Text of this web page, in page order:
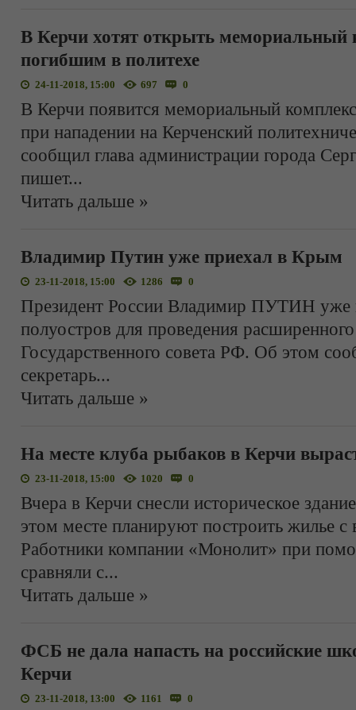
В Керчи хотят открыть мемориальный
погибшим в политехе
24-11-2018, 15:00 697 0
В Керчи появится мемориальный
при нападении на Керченский
сообщил глава администрации города
пишет...
Читать дальше »
Владимир Путин уже приехал в Крым
23-11-2018, 15:00 1286 0
Президент России Владимир ПУТИН
полуостров для проведения
Государственного совета РФ. Об этом
секретарь...
Читать дальше »
На месте клуба рыбаков в Керчи
23-11-2018, 15:00 1020 0
Вчера в Керчи снесли историческое
этом месте планируют построить жилье
Работники компании «Монолит» при
сравняли с...
Читать дальше »
ФСБ не дала напасть на российские
Керчи
23-11-2018, 13:00 1161 0